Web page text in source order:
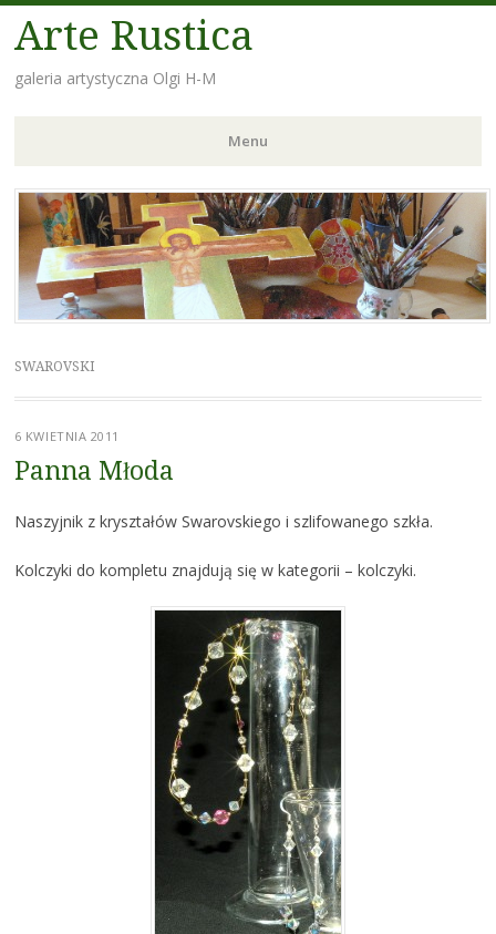
Arte Rustica
galeria artystyczna Olgi H-M
Menu
Skip
to
content
SWAROVSKI
6 KWIETNIA 2011
Panna Młoda
Naszyjnik z kryształów Swarovskiego i szlifowanego szkła.
Kolczyki do kompletu znajdują się w kategorii – kolczyki.